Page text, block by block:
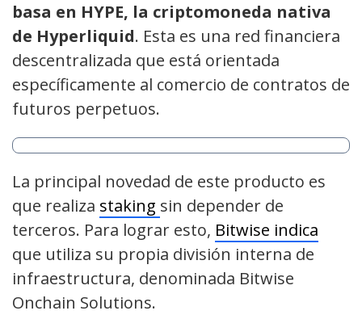
basa en HYPE, la criptomoneda nativa
de Hyperliquid. Esta es una red financiera
descentralizada que está orientada
específicamente al comercio de contratos de
futuros perpetuos.
La principal novedad de este producto es
que realiza staking sin depender de
terceros. Para lograr esto, Bitwise indica
que utiliza su propia división interna de
infraestructura, denominada Bitwise
Onchain Solutions.